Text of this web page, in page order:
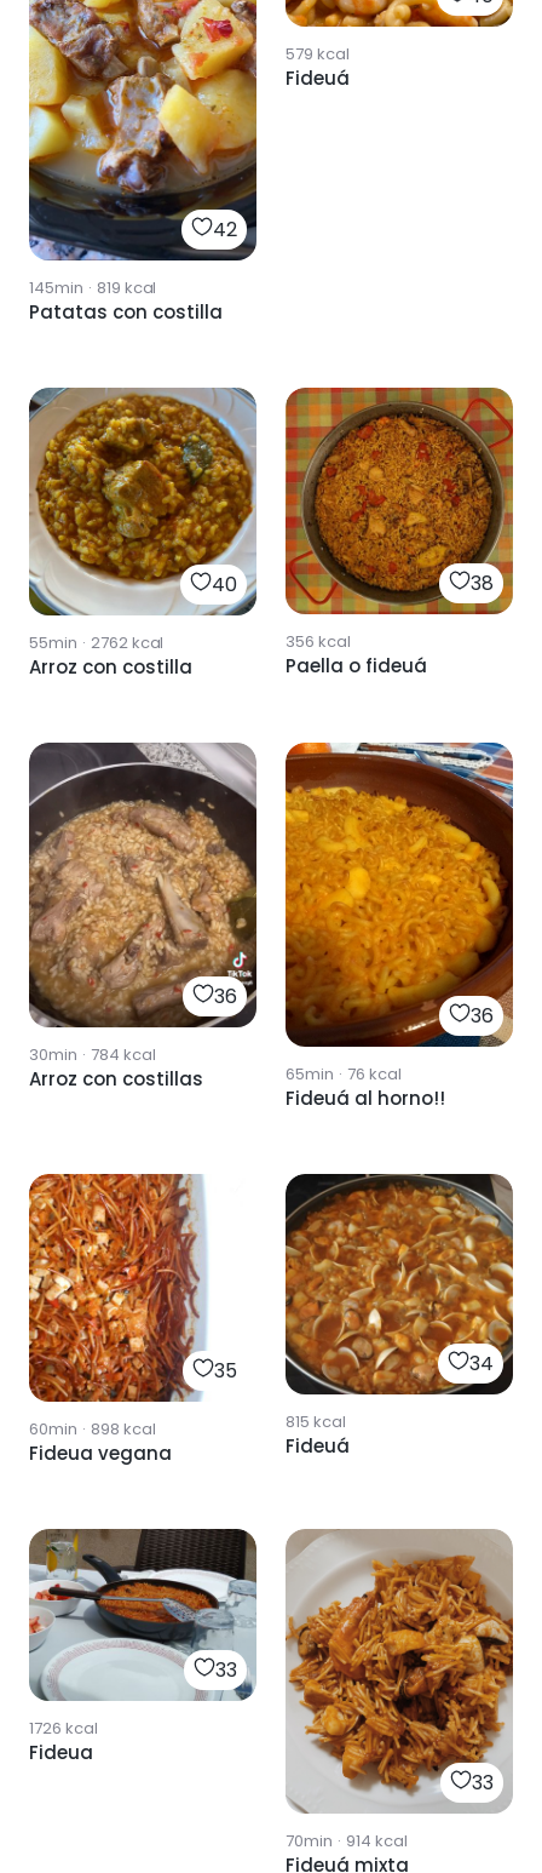
42
145min · 819 kcal
Patatas con costilla
579 kcal
Fideuá
40
55min · 2762kcal
Arroz con costilla
38
356 kcal
Paella o fideuá
36
30min · 784 kcal
Arroz con costillas
36
65min · 76 kcal
Fideuá al horno!!
35
60min · 898 kcal
Fideua vegana
34
815 kcal
Fideuá
33
1726 kcal
Fideua
33
70min · 914 kcal
Fideuá mixta